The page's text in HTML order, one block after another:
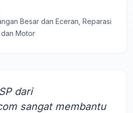
Besar dan Eceran, Reparasi
Motor
dari
sangat membantu